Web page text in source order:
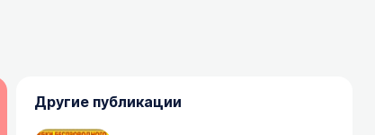
Другие публикации